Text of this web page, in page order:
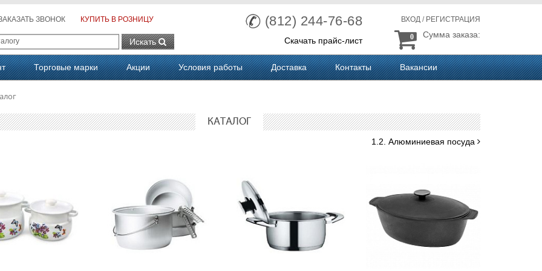
ЗВОНОК КУПИТЬ В РОЗНИЦУ
Искать
(812) 244-76-68
Скачать прайс-лист
ВХОД / РЕГИСТРАЦИЯ
Сумма заказа:
0
Торговые марки Акции Условия работы Доставка Контакты Вакансии
КАТАЛОГ
1.2. Алюминиевая посуда